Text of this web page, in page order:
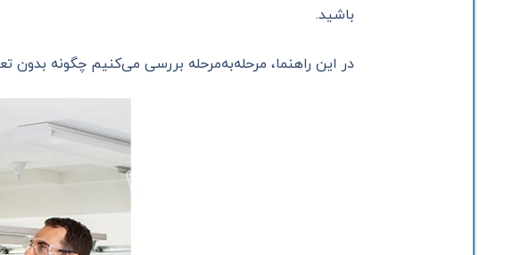
باشید.
در این راهنما، مرحله‌به‌مرحله بررسی می‌کنیم چگونه